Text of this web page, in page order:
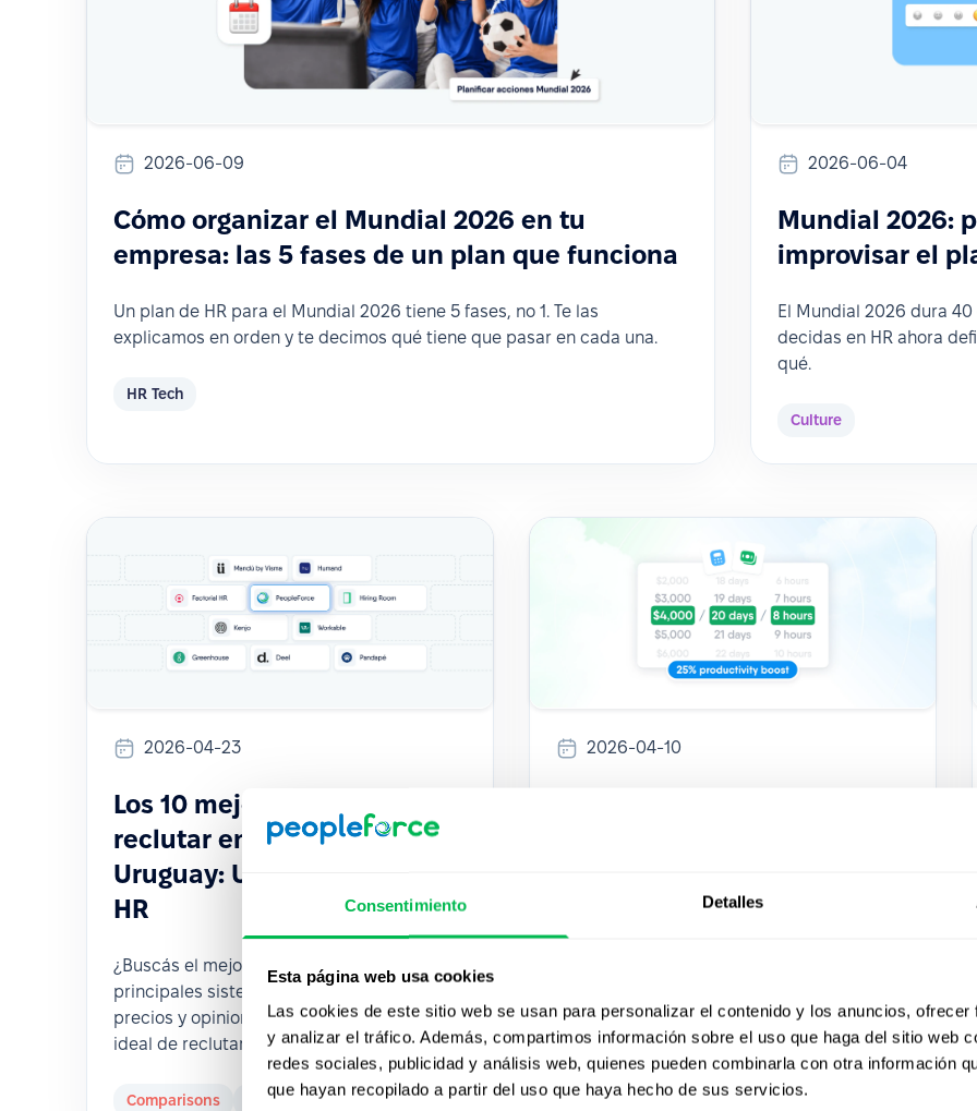
Consentimiento Detalles
Esta página web usa cookies
Las cookies de este sitio web se usan para personalizar el contenido y los anuncios,
y analizar el tráfico. Además, compartimos información sobre el uso que haga del sitio web
redes sociales, publicidad y análisis web, quienes pueden combinarla con otra información
que hayan recopilado a partir del uso que haya hecho de sus servicios.
2026-06-09
Cómo organizar el Mundial 2026 en tu
empresa: las 5 fases de un plan que funciona
Un plan de HR para el Mundial 2026 tiene 5 fases, no 1. Te las
explicamos en orden y te decimos qué tiene que pasar en cada una.
HR Tech
2026-06-04
Mundial 2026:
improvisar el
El Mundial 2026 dura
decidas en HR ahora
qué.
Culture
2026-04-23
Los 10 mejores ATS para
reclutar en Argentina y
Uruguay: Una guía real para
HR
¿Buscás el mejor ATS? Compará los 10
principales sistemas según funciones,
precios y opiniones para elegir la solución
ideal de reclutamiento para tu equipo.
Comparisons HR Tech
2026-04-10
Un desglose transparente de la metodología
How to HR Tech Inside PeopleForce